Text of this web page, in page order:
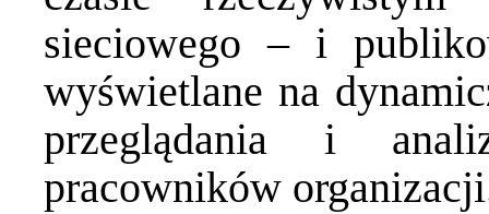
sieciowego – i
wyświetlane na
przeglądania i
pracowników